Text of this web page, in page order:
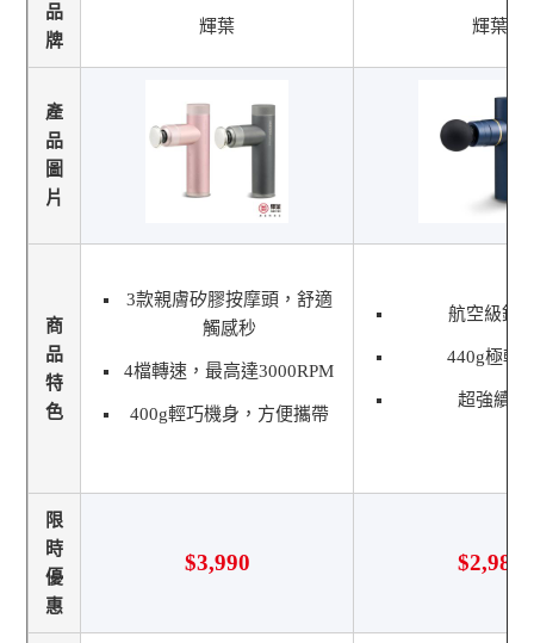
品
牌
輝葉 輝葉
產
品
圖
片
商
品
特
色
3款親膚矽膠按摩頭，舒適
觸感秒
4檔轉速，最高達3000RPM
400g輕巧機身，方便攜帶
航空級鋁
440g極輕
超強續航
限
時
優
惠
$3,990 $2,980